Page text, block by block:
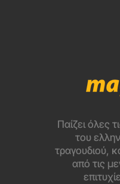
Παίζει όλες
του
τραγουδιού,
από τις